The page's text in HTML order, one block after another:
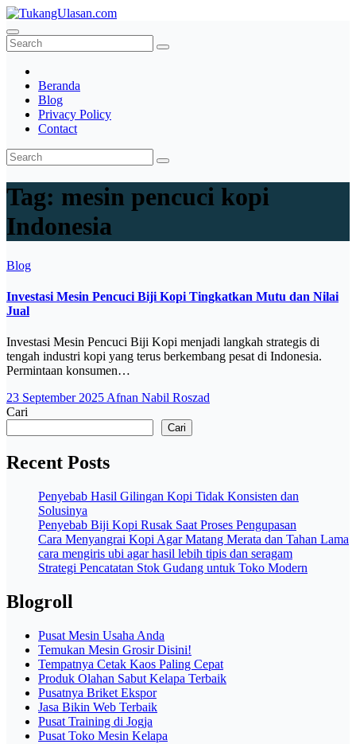
Skip
to
content
TukangUlasan.com
Baca Aja Dulu!
Beranda
Blog
Privacy Policy
Contact
Tag: mesin pencuci kopi
Indonesia
Blog
Investasi Mesin Pencuci Biji Kopi Tingkatkan Mutu dan Nilai
Jual
Investasi Mesin Pencuci Biji Kopi menjadi langkah strategis di
tengah industri kopi yang terus berkembang pesat di Indonesia.
Permintaan konsumen…
23 September 2025Afnan Nabil Roszad
Cari
Cari
Recent Posts
Penyebab Hasil Gilingan Kopi Tidak Konsisten dan
Solusinya
Penyebab Biji Kopi Rusak Saat Proses Pengupasan
Cara Menyangrai Kopi Agar Matang Merata dan Tahan Lama
cara mengiris ubi agar hasil lebih tipis dan seragam
Strategi Pencatatan Stok Gudang untuk Toko Modern
Blogroll
Pusat Mesin Usaha Anda
Temukan Mesin Grosir Disini!
Tempatnya Cetak Kaos Paling Cepat
Produk Olahan Sabut Kelapa Terbaik
Pusatnya Briket Ekspor
Jasa Bikin Web Terbaik
Pusat Training di Jogja
Pusat Toko Mesin Kelapa